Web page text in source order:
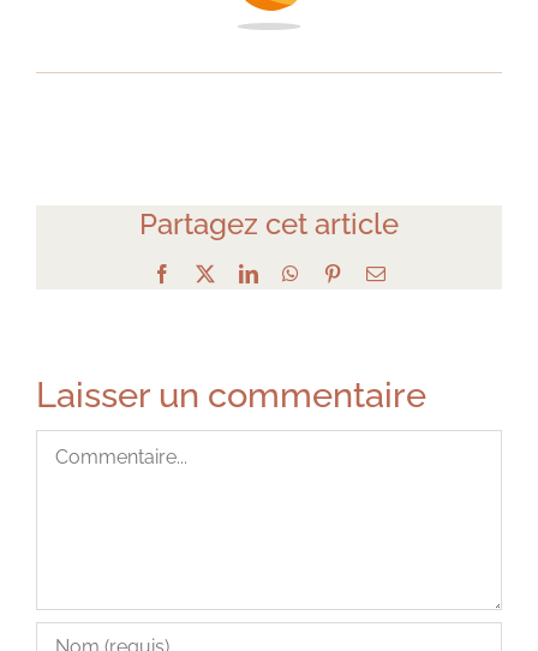
Partagez cet article
Facebook LinkedInWhatsApp
PinterestEmail
Laisser un commentaire